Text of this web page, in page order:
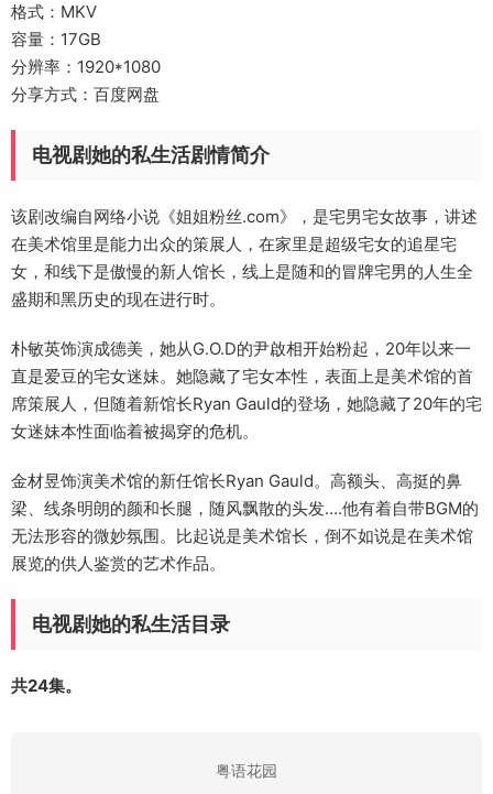
格式：MKV
容量：17GB
分辨率：1920*1080
分享方式：百度网盘
电视剧她的私生活剧情简介
该剧改编自网络小说《姐姐粉丝.com》，是宅男宅女故事，讲述
在美术馆里是能力出众的策展人，在家里是超级宅女的追星宅
女，和线下是傲慢的新人馆长，线上是随和的冒牌宅男的人生全
盛期和黑历史的现在进行时。
朴敏英饰演成德美，她从G.O.D的尹啟相开始粉起，20年以来一
直是爱豆的宅女迷妹。她隐藏了宅女本性，表面上是美术馆的首
席策展人，但随着新馆长Ryan Gauld的登场，她隐藏了20年的宅
女迷妹本性面临着被揭穿的危机。
金材昱饰演美术馆的新任馆长Ryan Gauld。高额头、高挺的鼻
梁、线条明朗的颜和长腿，随风飘散的头发….他有着自带BGM的
无法形容的微妙氛围。比起说是美术馆长，倒不如说是在美术馆
展览的供人鉴赏的艺术作品。
电视剧她的私生活目录
共24集。
粤语花园